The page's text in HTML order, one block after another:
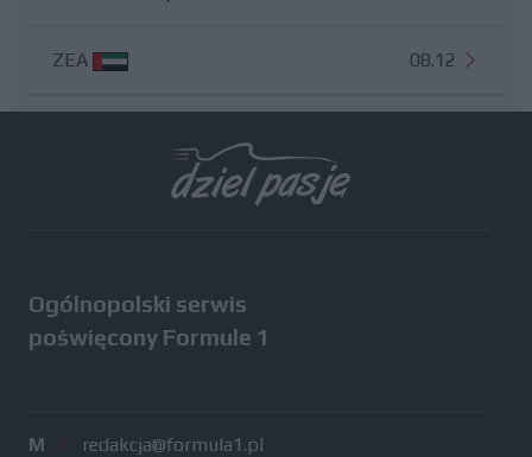
ZEA 08.12
Ogólnopolski serwis
poświęcony Formule 1
M / redakcja@formula1.pl